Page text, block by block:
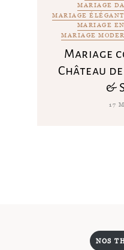
MARIAGE
MARIAGE ÉLÉGANT
MARIAGE
MARIAGE
Mariage
Château
&
17
NOS